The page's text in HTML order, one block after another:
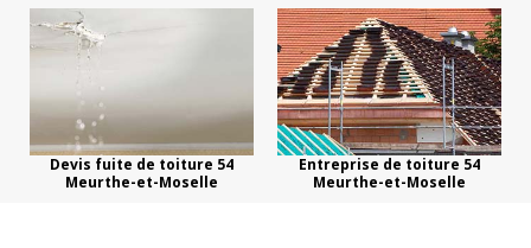
Devis fuite de toiture 54
Meurthe-et-Moselle
Entreprise de toiture 54
Meurthe-et-Moselle